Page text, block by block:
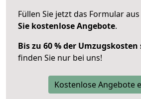
Füllen Sie jetzt das Formular
Sie kostenlose Angebote.
Bis zu 60 % der Umzugskosten
finden Sie nur bei uns!
Kostenlose Angebote